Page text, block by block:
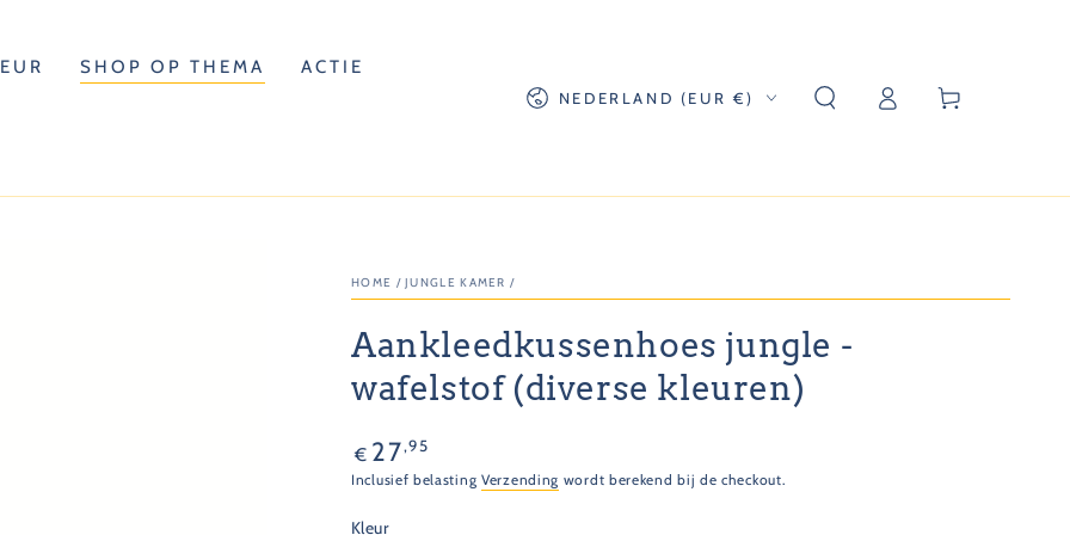
SHOP OP THEMA ACTIE
Land/regio
NEDERLAND (EUR €)
in
Winkelwagen
HOME / JUNGLE KAMER /
Aankleedkussenhoes jungle -
wafelstof (diverse kleuren)
Normale
prijs
€ 27,95
Inclusief belasting Verzending wordt berekend bij de checkout.
Kleur